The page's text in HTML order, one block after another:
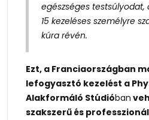
egészséges testsúlyodat,
15 kezeléses személyre
kúra révén.
Ezt, a Franciaországban
lefogyasztó kezelést a
Alakformáló Stúdióban
szakszerű és